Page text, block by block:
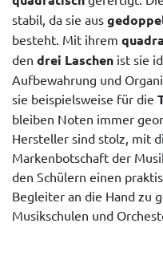
stabil, da sie aus
besteht. Mit ihrem
den drei Laschen ist sie
Aufbewahrung und
sie beispielsweise für die
bleiben Noten immer
Hersteller sind stolz, mit
Markenbotschaft der
den Schülern einen
Begleiter an die Hand zu
Musikschulen und